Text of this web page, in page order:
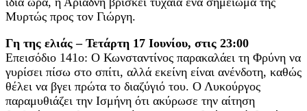
Μυρτώς προς τον Γιώργη.
Γη της ελιάς – Τετάρτη 17 Ιουνίου, στις 23:00
Επεισόδιο 141ο: Ο Κωνσταντίνος παρακαλάει τη Φρύνη να
γυρίσει πίσω στο σπίτι, αλλά εκείνη είναι ανένδοτη, καθώς
θέλει να βγει πρώτα το διαζύγιό του. Ο Λυκούργος
παραμυθιάζει την Ισμήνη ότι ακύρωσε την αίτηση